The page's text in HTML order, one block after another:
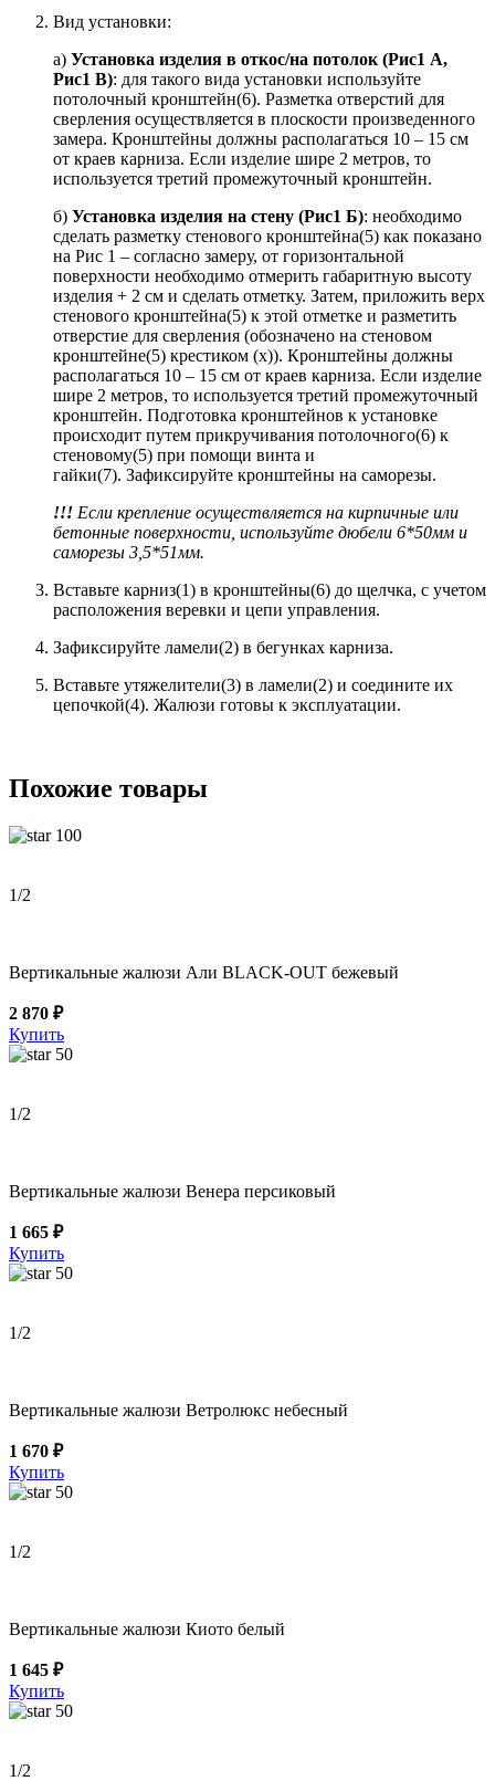
Вид установки:
а) Установка изделия в откос/на потолок (Рис1 А,
Рис1 В): для такого вида установки используйте
потолочный кронштейн(6). Разметка отверстий для
сверления осуществляется в плоскости произведенного
замера. Кронштейны должны располагаться 10 – 15 см
от краев карниза. Если изделие шире 2 метров, то
используется третий промежуточный кронштейн.
б) Установка изделия на стену (Рис1 Б): необходимо
сделать разметку стенового кронштейна(5) как показано
на Рис 1 – согласно замеру, от горизонтальной
поверхности необходимо отмерить габаритную высоту
изделия + 2 см и сделать отметку. Затем, приложить верх
стенового кронштейна(5) к этой отметке и разметить
отверстие для сверления (обозначено на стеновом
кронштейне(5) крестиком (х)). Кронштейны должны
располагаться 10 – 15 см от краев карниза. Если изделие
шире 2 метров, то используется третий промежуточный
кронштейн. Подготовка кронштейнов к установке
происходит путем прикручивания потолочного(6) к
стеновому(5) при помощи винта и
гайки(7). Зафиксируйте кронштейны на саморезы.
!!! Если крепление осуществляется на кирпичные или
бетонные поверхности, используйте дюбели 6*50мм и
саморезы 3,5*51мм.
Вставьте карниз(1) в кронштейны(6) до щелчка, с учетом
расположения веревки и цепи управления.
Зафиксируйте ламели(2) в бегунках карниза.
Вставьте утяжелители(3) в ламели(2) и соедините их
цепочкой(4). Жалюзи готовы к эксплуатации.
Похожие товары
100
1/2
Вертикальные жалюзи Али BLACK-OUT бежевый
2 870 ₽
Купить
50
1/2
Вертикальные жалюзи Венера персиковый
1 665 ₽
Купить
50
1/2
Вертикальные жалюзи Ветролюкс небесный
1 670 ₽
Купить
50
1/2
Вертикальные жалюзи Киото белый
1 645 ₽
Купить
50
1/2